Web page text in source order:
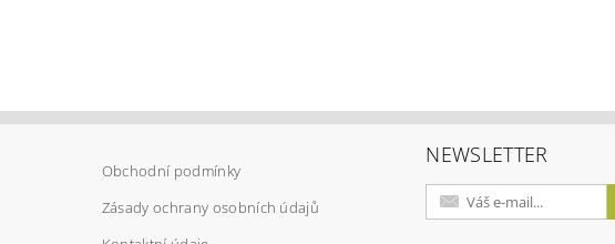
Obchodní podmínky
Zásady ochrany osobních údajů
NEWSLETTER